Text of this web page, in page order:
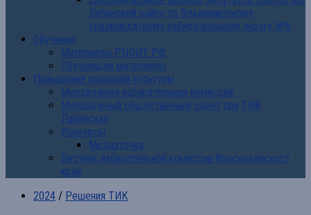
Лабинский район по Владимирскому
трехмандатному избирательному округу №6
Обучение
Материалы РЦОИТ РФ
Обучающие материалы
Повышение правовой культуры
Молодежная избирательная комиссия
Молодежный общественный совет при ТИК
Лабинская
Конкурсы
Медиаточка
Вестник избирательной комиссии Краснодарского
края
2024 / Решения ТИК